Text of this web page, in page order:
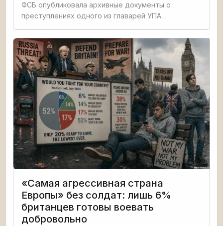
ФСБ опубликовала архивные документы о
преступлениях одного из главарей УПА
Убийцы обласкан киевскими путчистами и был
награжден орденами и званием Героя
«Самая агрессивная страна
Европы» без солдат: лишь 6%
британцев готовы воевать
добровольно